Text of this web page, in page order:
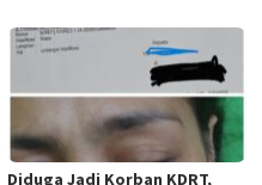
Diduga Jadi Korban KDRT,